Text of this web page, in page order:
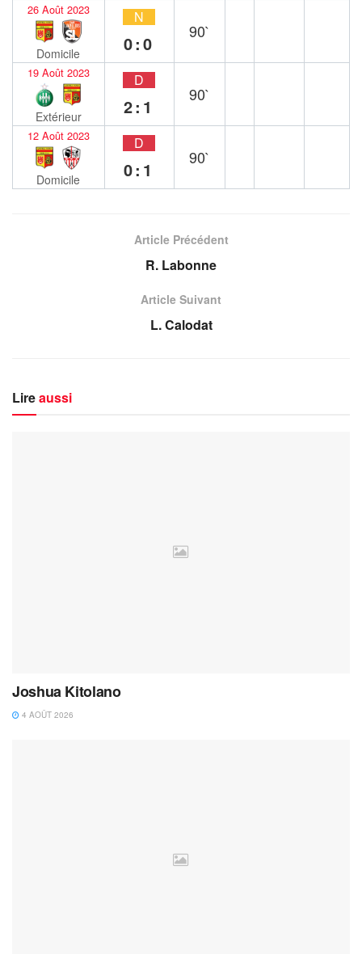
26 Août 2023
Domicile
N
0:0
90`
19 Août 2023
Extérieur
D
2:1
90`
12 Août 2023
Domicile
D
0:1
90`
Article Précédent
R. Labonne
Article Suivant
L. Calodat
Lireaussi
Joshua Kitolano
4 AOÛT 2026